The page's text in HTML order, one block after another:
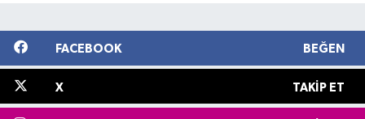
FACEBOOK BEĞEN
X TAKIP ET